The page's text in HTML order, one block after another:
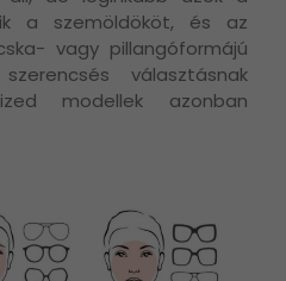
a szemöldököt, és az
vagy pillangóformájú
választásnak
modellek azonban